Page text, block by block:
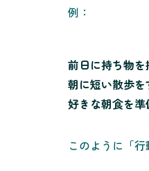
例：
前日に持ち物を
朝に短い散歩を
好きな朝食を準
このように「